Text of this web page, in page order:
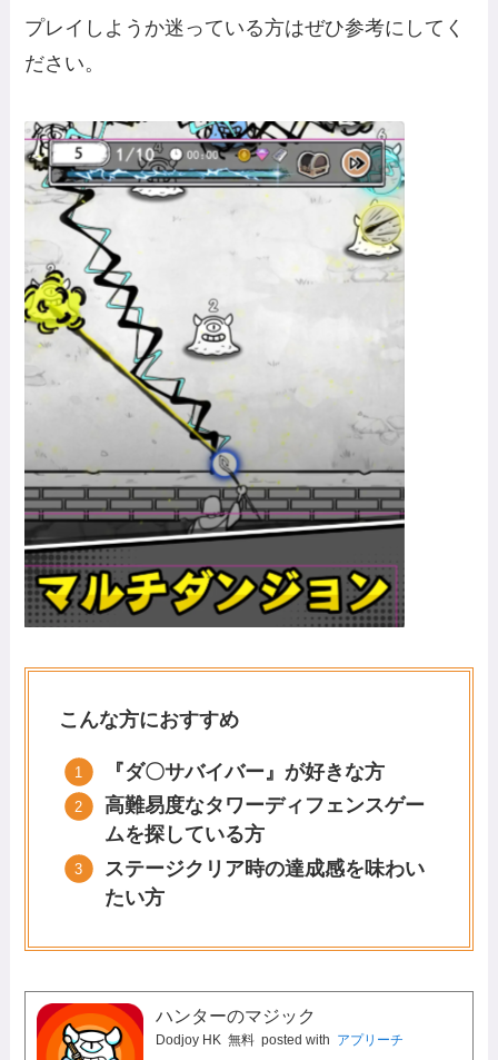
プレイしようか迷っている方はぜひ参考にしてく
ださい。
こんな方におすすめ
『ダ〇サバイバー』が好きな方
高難易度なタワーディフェンスゲー
ムを探している方
ステージクリア時の達成感を味わい
たい方
ハンターのマジック
Dodjoy HK 無料 posted with アプリーチ